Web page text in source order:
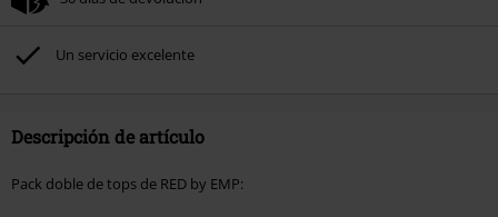
Rammstein, (Till) Lindemann, Böhse Onkelz, Broilers, Die Ärzte, Die Toten
Hosen, Metality, Funko Pop!, vales regalo y artículos que incluyan una
Un servicio excelente
Descripción de artículo
Pack doble de tops de RED by EMP: